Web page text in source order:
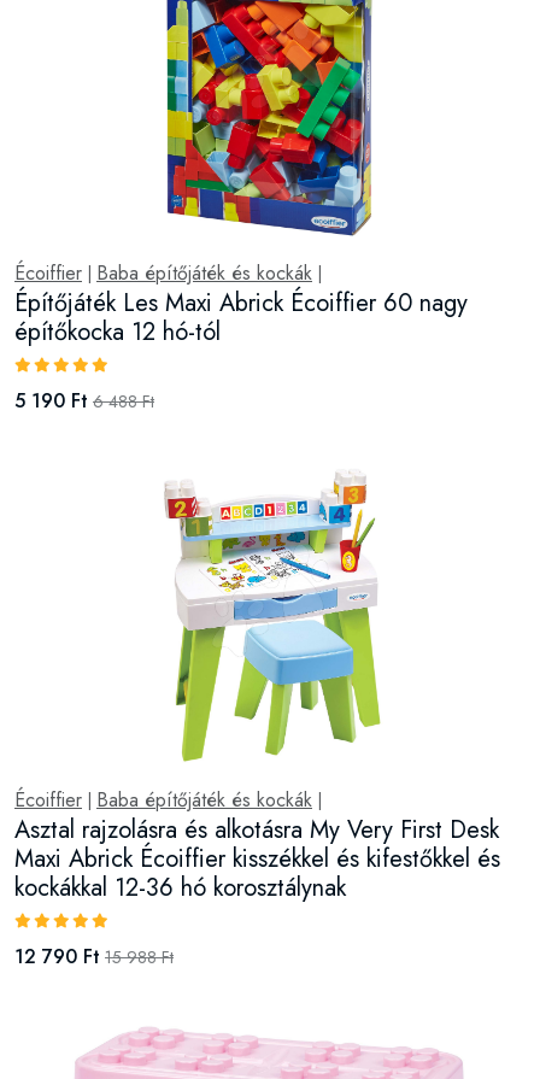
Écoiffier Baba építőjáték és kockák
Építőjáték Les Maxi Abrick Écoiffier 60 nagy
építőkocka 12 hó-tól
5 190 Ft 6 488 Ft
Écoiffier Baba építőjáték és kockák
Asztal rajzolásra és alkotásra My Very First Desk
Maxi Abrick Écoiffier kisszékkel és kifestőkkel és
kockákkal 12-36 hó korosztálynak
12 790 Ft 15 988 Ft